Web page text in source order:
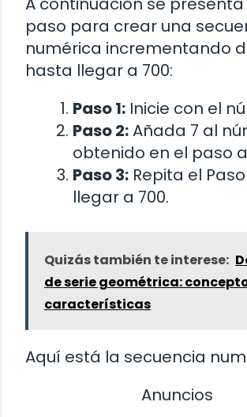
paso para crear una
numérica incrementando
hasta llegar a 700:
Paso 1: Inicie con el
Paso 2:Añada 7 al
obtenido en el paso
Paso 3: Repita el
llegar a 700.
Quizás también te interese:
de serie geométrica:
características
Aquí está la secuencia
Anuncios